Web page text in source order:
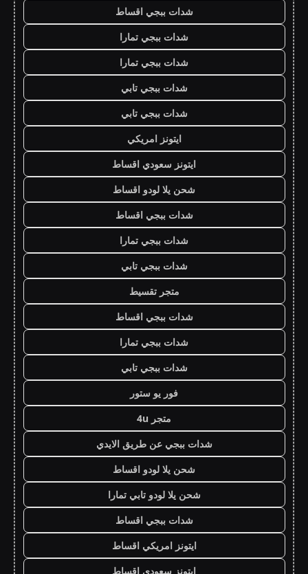
شدات ببجي اقساط
شدات ببجي تمارا
شدات ببجي تمارا
شدات ببجي تابي
شدات ببجي تابي
ايتونز امريكي
ايتونز سعودي اقساط
شحن يلا لودو اقساط
شدات ببجي اقساط
شدات ببجي تمارا
شدات ببجي تابي
متجر تقسيط
شدات ببجي اقساط
شدات ببجي تمارا
شدات ببجي تابي
فور يو ستور
متجر 4u
شدات ببجي عن طريق الايدي
شحن يلا لودو اقساط
شحن يلا لودو تابي تمارا
شدات ببجي اقساط
ايتونز امريكي اقساط
ايتونز سعودي اقساط